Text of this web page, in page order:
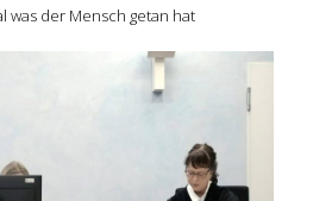
was der Mensch getan hat